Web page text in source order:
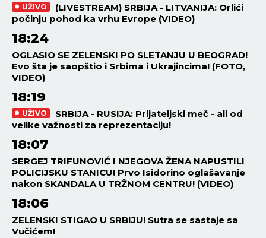
UŽIVO
(LIVESTREAM) SRBIJA - LITVANIJA: Orlići
počinju pohod ka vrhu Evrope (VIDEO)
18:24
OGLASIO SE ZELENSKI PO SLETANJU U BEOGRAD!
Evo šta je saopštio i Srbima i Ukrajincima! (FOTO,
VIDEO)
18:19
UŽIVO
SRBIJA - RUSIJA: Prijateljski meč - ali od
velike važnosti za reprezentaciju!
18:07
SERGEJ TRIFUNOVIĆ I NJEGOVA ŽENA NAPUSTILI
POLICIJSKU STANICU! Prvo Isidorino oglašavanje
nakon SKANDALA U TRŽNOM CENTRU! (VIDEO)
18:06
ZELENSKI STIGAO U SRBIJU! Sutra se sastaje sa
Vučićem!